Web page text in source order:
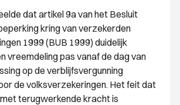
dat artikel 9a van het Besluit
kring van verzekerden
1999 (BUB 1999) duidelijk
vreemdeling pas vanaf de dag van
op de verblijfsvergunning
de volksverzekeringen. Het feit dat
terugwerkende kracht is